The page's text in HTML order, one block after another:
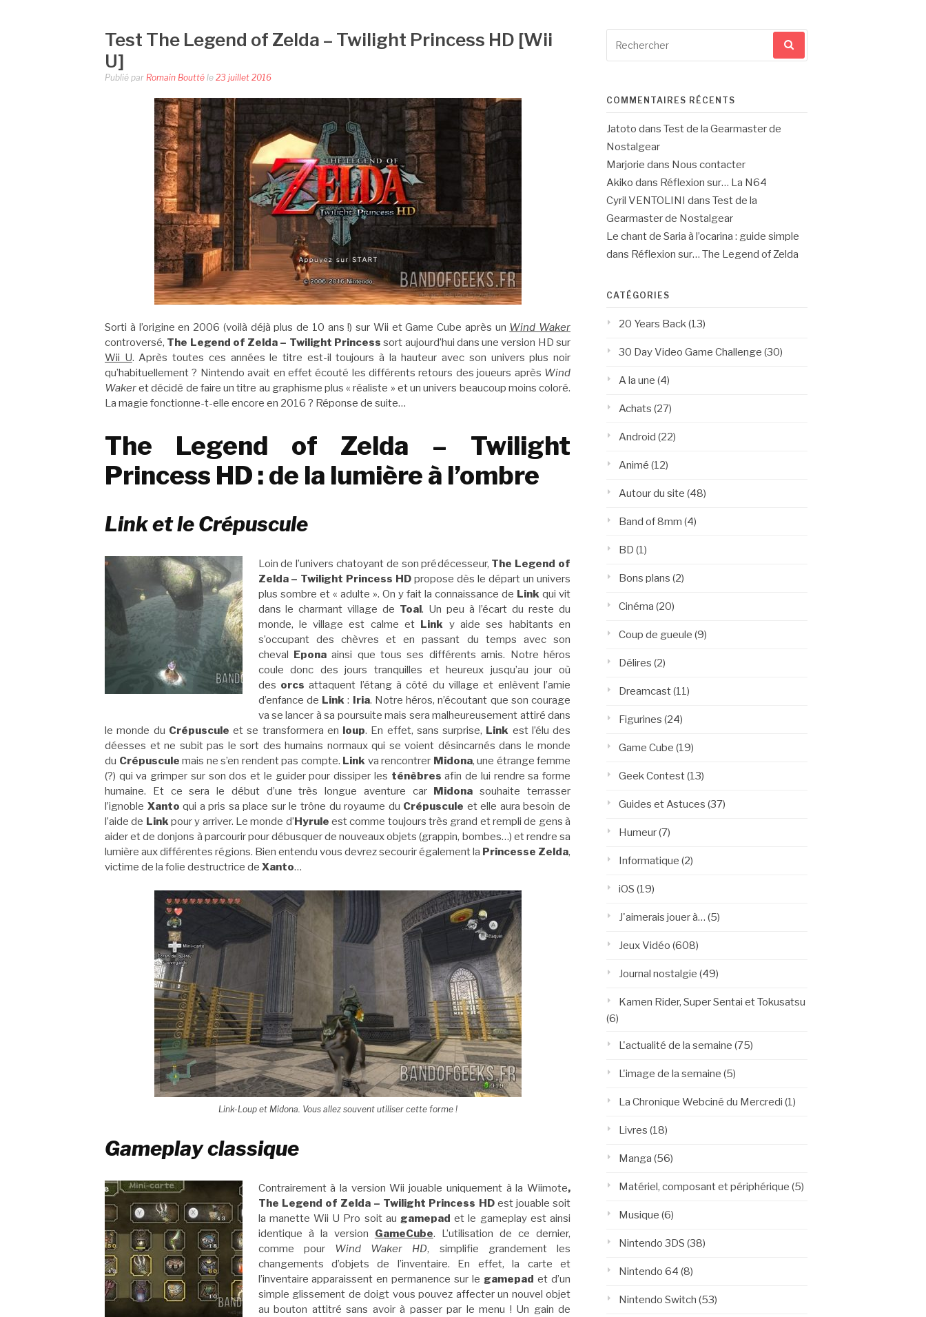
Test The Legend of Zelda – Twilight Princess HD [Wii
U]
Publié par Romain Boutté le 23 juillet 2016
Sorti à l’origine en 2006 (voilà déjà plus de 10 ans !) sur Wii et Game Cube après un Wind Waker
controversé, The Legend of Zelda – Twilight Princess sort aujourd’hui dans une version HD sur
Wii U. Après toutes ces années le titre est-il toujours à la hauteur avec son univers plus noir
qu’habituellement ? Nintendo avait en effet écouté les différents retours des joueurs après Wind
Wakeret décidé de faire un titre au graphisme plus « réaliste » et un univers beaucoup moins coloré.
La magie fonctionne-t-elle encore en 2016 ? Réponse de suite…
The Legend of Zelda – Twilight
Princess HD : de la lumière à l’ombre
Link et le Crépuscule
Loin de l’univers chatoyant de son prédécesseur, The Legend of
Zelda – Twilight Princess HDpropose dès le départ un univers
plus sombre et « adulte ». On y fait la connaissance de Linkqui vit
dans le charmant village de Toal. Un peu à l’écart du reste du
monde, le village est calme et Link y aide ses habitants en
s’occupant des chèvres et en passant du temps avec son
cheval Eponaainsi que tous ses différents amis. Notre héros
coule donc des jours tranquilles et heureux jusqu’au jour où
des orcs attaquent l’étang à côté du village et enlèvent l’amie
d’enfance de Link: Iria. Notre héros, n’écoutant que son courage
va se lancer à sa poursuite mais sera malheureusement attiré dans
le monde du Crépuscule et se transformera en loup. En effet, sans surprise, Link est l’élu des
déesses et ne subit pas le sort des humains normaux qui se voient désincarnés dans le monde
du Crépuscule mais ne s’en rendent pas compte. Link va rencontrer Midona, une étrange femme
(?) qui va grimper sur son dos et le guider pour dissiper les ténèbres afin de lui rendre sa forme
humaine. Et ce sera le début d’une très longue aventure car Midona souhaite terrasser
l’ignoble Xanto qui a pris sa place sur le trône du royaume du Crépuscule et elle aura besoin de
l’aide de Linkpour y arriver. Le monde d’Hyrule est comme toujours très grand et rempli de gens à
aider et de donjons à parcourir pour débusquer de nouveaux objets (grappin, bombes…) et rendre sa
lumière aux différentes régions. Bien entendu vous devrez secourir également la Princesse Zelda,
victime de la folie destructrice de Xanto…
Link-Loup et Midona. Vous allez souvent utiliser cette forme !
Gameplay classique
Contrairement à la version Wii jouable uniquement à la Wiimote,
The Legend of Zelda – Twilight Princess HDest jouable soit
la manette Wii U Pro soit au gamepad et le gameplay est ainsi
identique à la version GameCube. L’utilisation de ce dernier,
comme pour Wind Waker HD, simplifie grandement les
changements d’objets de l’inventaire. En effet, la carte et
l’inventaire apparaissent en permanence sur legamepad et d’un
simple glissement de doigt vous pouvez affecter un nouvel objet
au bouton attitré sans avoir à passer par le menu ! Un gain de
pour
COMMENTAIRES RÉCENTS
Jatoto dans Test de la Gearmaster de
Nostalgear
Marjorie dans Nous contacter
Akiko dans Réflexion sur… La N64
Cyril VENTOLINI dans Test de la
Gearmaster de Nostalgear
Le chant de Saria à l’ocarina : guide simple
dans Réflexion sur… The Legend of Zelda
CATÉGORIES
20 Years Back (13)
30 Day Video Game Challenge (30)
A la une (4)
Achats (27)
Android (22)
Animé (12)
Autour du site (48)
Band of 8mm (4)
BD (1)
Bons plans (2)
Cinéma (20)
Coup de gueule (9)
Délires (2)
Dreamcast(11)
Figurines (24)
Game Cube (19)
Geek Contest(13)
Guides et Astuces (37)
Humeur(7)
Informatique (2)
iOS (19)
J'aimerais jouer à… (5)
Jeux Vidéo (608)
Journal nostalgie (49)
Kamen Rider, Super Sentai et Tokusatsu
(6)
L'actualité de la semaine (75)
L'image de la semaine (5)
La Chronique Webciné du Mercredi (1)
Livres (18)
Manga (56)
Matériel, composant et périphérique (5)
Musique (6)
Nintendo 3DS (38)
Nintendo 64 (8)
Nintendo Switch (53)